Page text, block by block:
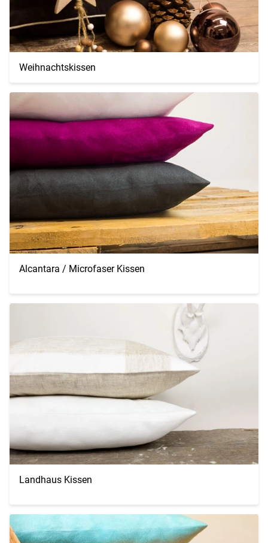
Weihnachtskissen
Alcantara / Microfaser Kissen
Landhaus Kissen